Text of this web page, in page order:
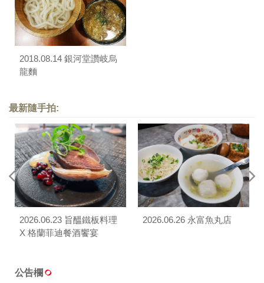
2018.08.14 銀河堂讚岐烏
龍麵
最新隨手拍:
2026.06.23 旨醞鐵板料理
X 格蘭菲迪餐酒饗宴
2026.06.26 永富魚丸店
公告欄